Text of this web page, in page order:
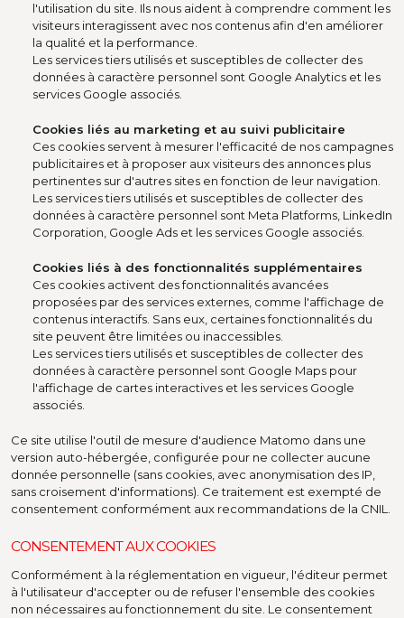
l'utilisation du site. Ils nous aident à comprendre comment les
visiteurs interagissent avec nos contenus afin d'en améliorer
la qualité et la performance.
Les services tiers utilisés et susceptibles de collecter des
données à caractère personnel sont Google Analytics et les
services Google associés.
Cookies liés au marketing et au suivi publicitaire
Ces cookies servent à mesurer l'efficacité de nos campagnes
publicitaires et à proposer aux visiteurs des annonces plus
pertinentes sur d'autres sites en fonction de leur navigation.
Les services tiers utilisés et susceptibles de collecter des
données à caractère personnel sont Meta Platforms, LinkedIn
Corporation, Google Ads et les services Google associés.
Cookies liés à des fonctionnalités supplémentaires
Ces cookies activent des fonctionnalités avancées
proposées par des services externes, comme l'affichage de
contenus interactifs. Sans eux, certaines fonctionnalités du
site peuvent être limitées ou inaccessibles.
Les services tiers utilisés et susceptibles de collecter des
données à caractère personnel sont Google Maps pour
l'affichage de cartes interactives et les services Google
associés.
Ce site utilise l'outil de mesure d'audience Matomo dans une
version auto-hébergée, configurée pour ne collecter aucune
donnée personnelle (sans cookies, avec anonymisation des IP,
sans croisement d'informations). Ce traitement est exempté de
consentement conformément aux recommandations de la CNIL.
CONSENTEMENT AUX COOKIES
Conformément à la réglementation en vigueur, l'éditeur permet
à l'utilisateur d'accepter ou de refuser l'ensemble des cookies
non nécessaires au fonctionnement du site. Le consentement